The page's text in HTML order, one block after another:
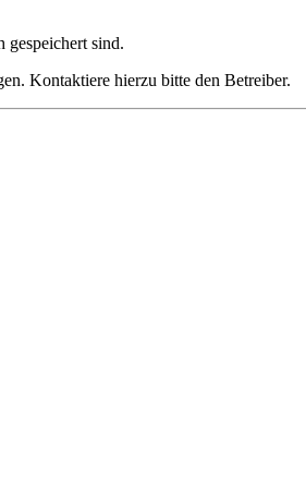
sind.
Kontaktiere hierzu bitte den Betreiber.